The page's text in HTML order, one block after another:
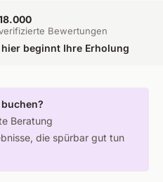
Bewertungen
beginnt Ihre Erholung
Beratung
die spürbar gut tun